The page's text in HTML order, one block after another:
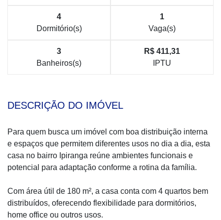
4
Dormitório(s)
1
Vaga(s)
3
Banheiros(s)
R$ 411,31
IPTU
DESCRIÇÃO DO IMÓVEL
Para quem busca um imóvel com boa distribuição interna
e espaços que permitem diferentes usos no dia a dia, esta
casa no bairro Ipiranga reúne ambientes funcionais e
potencial para adaptação conforme a rotina da família.
Com área útil de 180 m², a casa conta com 4 quartos bem
distribuídos, oferecendo flexibilidade para dormitórios,
home office ou outros usos.